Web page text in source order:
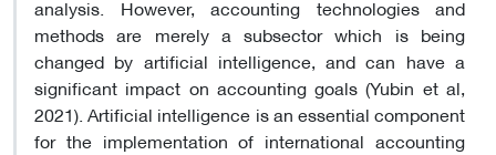
analysis. However, accounting technologies and
methods are merely a subsector which is being
changed by artificial intelligence, and can have a
significant impact on accounting goals (Yubin et al,
2021). Artificial intelligence is an essential component
for the implementation of international accounting